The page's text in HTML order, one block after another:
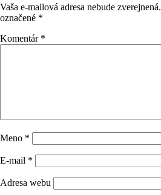
Vaša e-mailová adresa nebude zverejnená.
označené *
Komentár *
Meno *
E-mail *
Adresa webu